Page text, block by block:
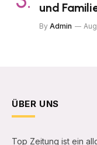
und
By Admin
ÜBER UNS
Top Zeitung ist ein